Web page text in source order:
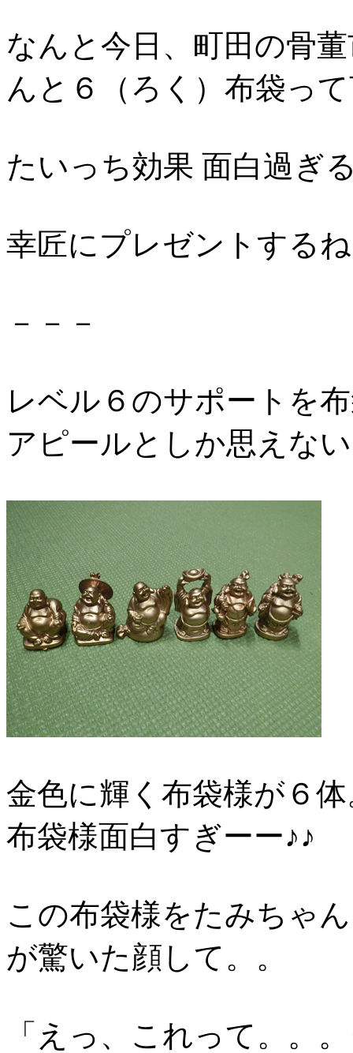
なんと今日、町田の骨
んと６（ろく）布袋っ
たいっち効果 面白過ぎ
幸匠にプレゼントする
－－－
レベル６のサポートを
アピールとしか思えな
金色に輝く布袋様が６
布袋様面白すぎーー♪♪
この布袋様をたみちゃ
が驚いた顔して。。
「えっ、これって。。